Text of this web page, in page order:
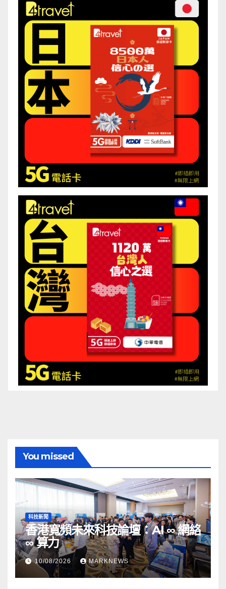
You missed
科技新聞
香港寬頻未來科技論壇：AI ∞ 網絡
∞ 算力
10/08/2026 MARKNEWS